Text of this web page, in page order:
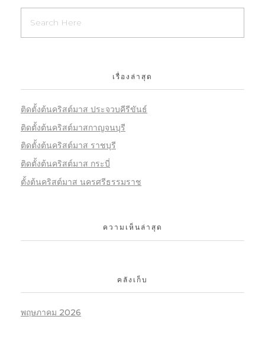
เรื่องล่าสุด
ติดตั้งต้นคริสต์มาส ประจวบคีรีขันธ์
ติดตั้งต้นคริสต์มาสกาญจนบุรี
ติดตั้งต้นคริสต์มาส ราชบุรี
ติดตั้งต้นคริสต์มาส กระบี่
ตั้งต้นคริสต์มาส นครศรีธรรมราช
ความเห็นล่าสุด
คลังเก็บ
พฤษภาคม 2026